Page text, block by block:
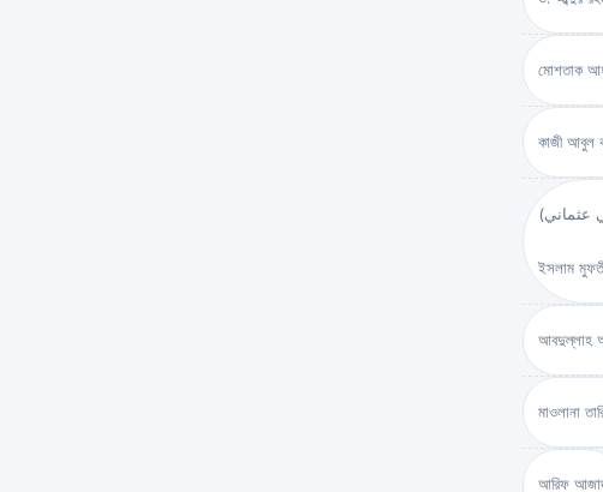
মোশতাক
কাজী আবুল
(شيخ الاسلام مفتي محمد تقي عثماني) শাইখুল
ইসলাম
আবদুল্লাহ
মাওলানা
আরিফ